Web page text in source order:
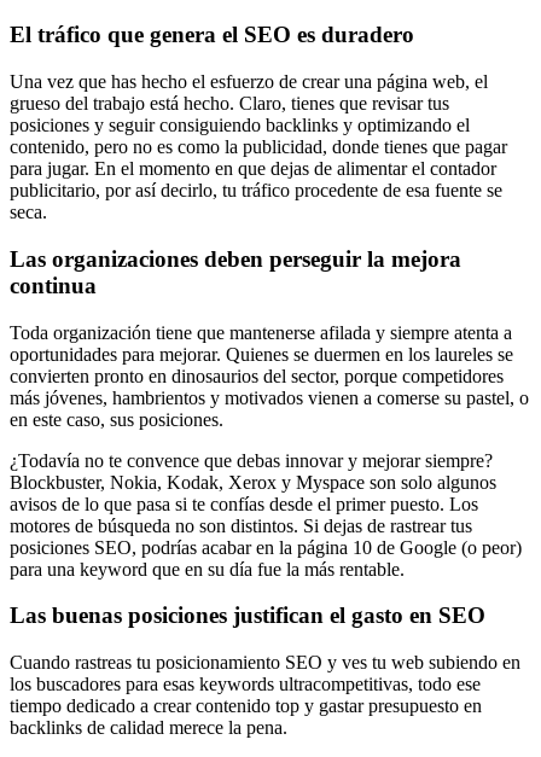
El tráfico que genera el SEO es duradero
Una vez que has hecho el esfuerzo de crear una página web, el
grueso del trabajo está hecho. Claro, tienes que revisar tus
posiciones y seguir consiguiendo backlinks y optimizando el
contenido, pero no es como la publicidad, donde tienes que pagar
para jugar. En el momento en que dejas de alimentar el contador
publicitario, por así decirlo, tu tráfico procedente de esa fuente se
seca.
Las organizaciones deben perseguir la mejora
continua
Toda organización tiene que mantenerse afilada y siempre atenta a
oportunidades para mejorar. Quienes se duermen en los laureles se
convierten pronto en dinosaurios del sector, porque competidores
más jóvenes, hambrientos y motivados vienen a comerse su pastel, o
en este caso, sus posiciones.
¿Todavía no te convence que debas innovar y mejorar siempre?
Blockbuster, Nokia, Kodak, Xerox y Myspace son solo algunos
avisos de lo que pasa si te confías desde el primer puesto. Los
motores de búsqueda no son distintos. Si dejas de rastrear tus
posiciones SEO, podrías acabar en la página 10 de Google (o peor)
para una keyword que en su día fue la más rentable.
Las buenas posiciones justifican el gasto en SEO
Cuando rastreas tu posicionamiento SEO y ves tu web subiendo en
los buscadores para esas keywords ultracompetitivas, todo ese
tiempo dedicado a crear contenido top y gastar presupuesto en
backlinks de calidad merece la pena.